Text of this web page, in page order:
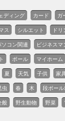
ディング カード ガ
ス シルエット ド
ソコン関連 ビジネスマ
ボール マイホーム
夏 天気 子供 家
虫 春 木 段ボー
般 野生動物 野菜